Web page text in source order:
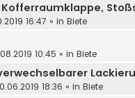
16:47 » in Biete
10:45 » in Biete
18:36 » in Biete